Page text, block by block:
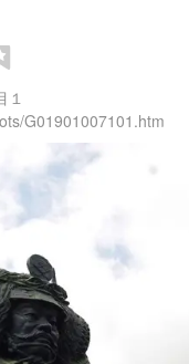
１
G01901007101.htm